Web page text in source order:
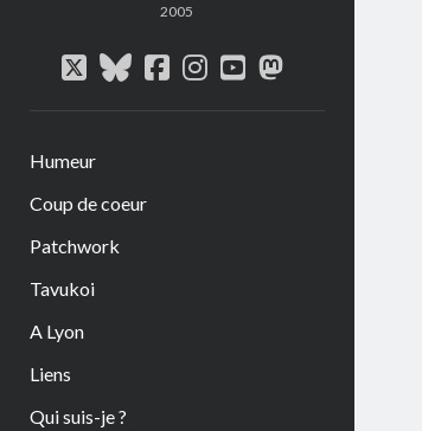
2005
twitterbluesky
facebook
instagram
youtube
mastodon
Humeur
Coup de coeur
Patchwork
Tavukoi
A Lyon
Liens
Qui suis-je ?